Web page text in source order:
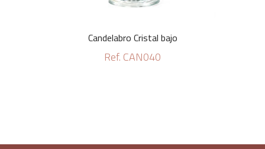
Candelabro Cristal bajo
Ref. CAN040